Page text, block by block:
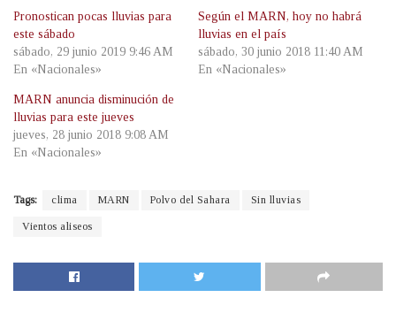
Pronostican pocas lluvias para
este sábado
sábado, 29 junio 2019 9:46 AM
En «Nacionales»
Según el MARN, hoy no habrá
lluvias en el país
sábado, 30 junio 2018 11:40 AM
En «Nacionales»
MARN anuncia disminución de
lluvias para este jueves
jueves, 28 junio 2018 9:08 AM
En «Nacionales»
Tags: clima MARN Polvo del Sahara Sin lluvias
Vientos aliseos